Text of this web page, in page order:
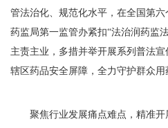
管法治化、规范化水平，在全国第
药监局第一监管办紧扣“法治润药监
主责主业，多措并举开展系列普法
辖区药品安全屏障，全力守护群众用
聚焦行业发展痛点难点，精准开